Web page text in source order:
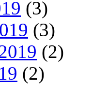
(3)
(3)
(2)
(2)